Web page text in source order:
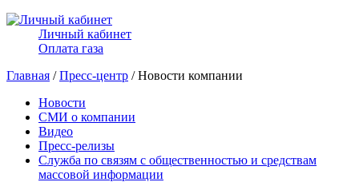
Личный кабинет
Оплата газа
Главная /Пресс-центр / Новости компании
Новости
СМИ о компании
Видео
Пресс-релизы
Служба по связям с общественностью и средствам
массовой информации